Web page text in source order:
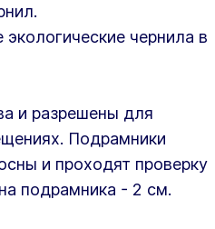
чернила в
и разрешены для
Подрамники
и проходят проверку
подрамника - 2 см.